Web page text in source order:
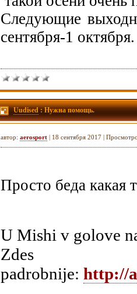
Следующие
сентября-1 октября.
Uudised: Нужна помощь.
автор: aerosport | 18 сентября 2017 |
Просто беда какая
U Mishi v golove
padrobnije: http://